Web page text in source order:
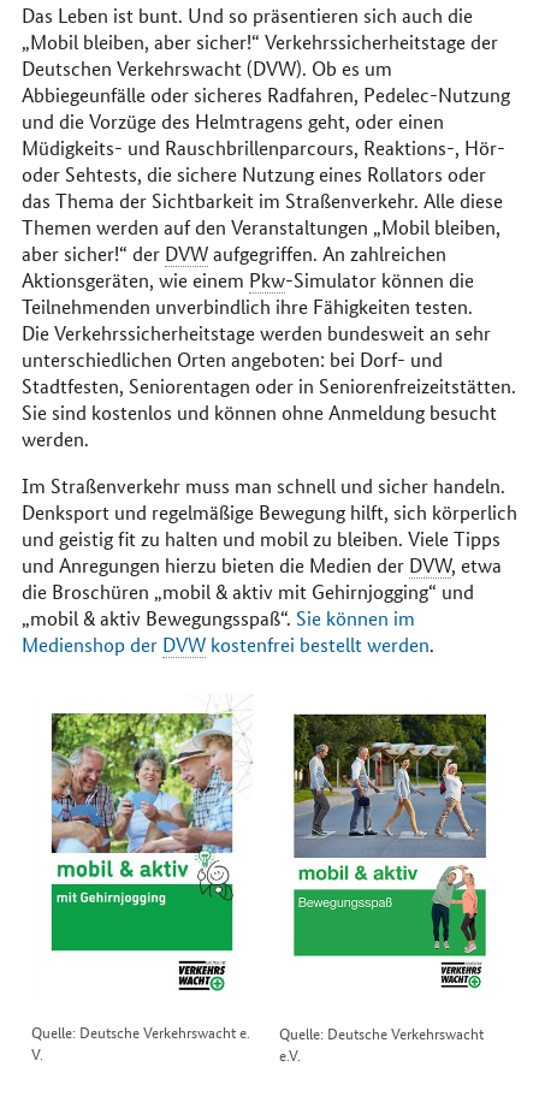
Das Leben ist bunt. Und so präsentieren sich auch die
„Mobil bleiben, aber sicher!“ Verkehrssicherheitstage der
Deutschen Verkehrswacht (DVW). Ob es um
Abbiegeunfälle oder sicheres Radfahren, Pedelec-Nutzung
und die Vorzüge des Helmtragens geht, oder einen
Müdigkeits- und Rauschbrillenparcours, Reaktions-, Hör-
oder Sehtests, die sichere Nutzung eines Rollators oder
das Thema der Sichtbarkeit im Straßenverkehr. Alle diese
Themen werden auf den Veranstaltungen „Mobil bleiben,
aber sicher!“ der DVWaufgegriffen. An zahlreichen
Aktionsgeräten, wie einem Pkw-Simulator können die
Teilnehmenden unverbindlich ihre Fähigkeiten testen.
Die Verkehrssicherheitstage werden bundesweit an sehr
unterschiedlichen Orten angeboten: bei Dorf- und
Stadtfesten, Seniorentagen oder in Seniorenfreizeitstätten.
Sie sind kostenlos und können ohne Anmeldung besucht
werden.
Im Straßenverkehr muss man schnell und sicher handeln.
Denksport und regelmäßige Bewegung hilft, sich körperlich
und geistig fit zu halten und mobil zu bleiben. Viele Tipps
und Anregungen hierzu bieten die Medien der DVW, etwa
die Broschüren „mobil & aktiv mit Gehirnjogging“ und
„mobil & aktiv Bewegungsspaß“. Sie können im
Medienshop der DVWkostenfrei bestellt werden.
Quelle: Deutsche Verkehrswacht e.
V.
Quelle: Deutsche Verkehrswacht
e.V.